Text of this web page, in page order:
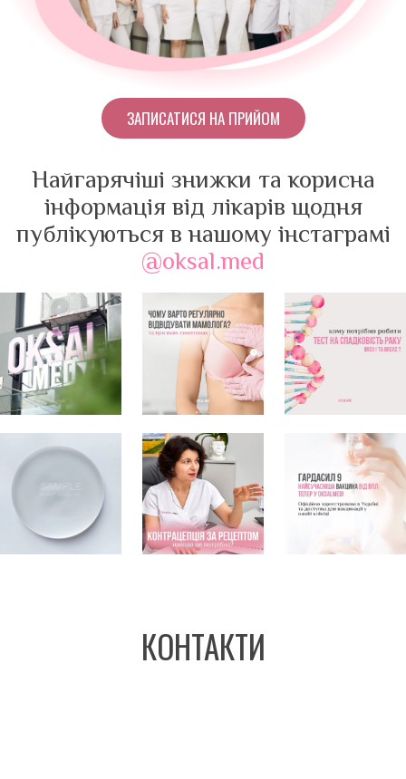
ЗАПИСАТИСЯ НА ПРИЙОМ
Найгарячіші знижки та корисна
інформація від лікарів щодня
публікуються в нашому інстаграмі
@oksal.med
КОНТАКТИ